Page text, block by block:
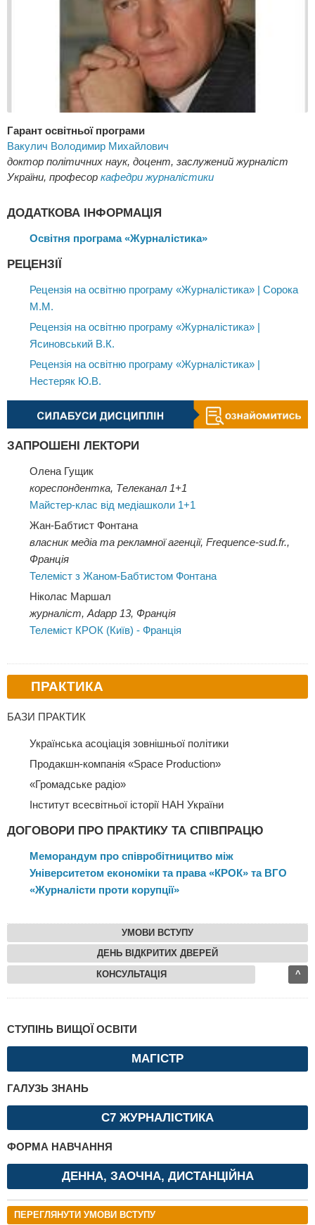
Гарант освітньої програми
Вакулич Володимир Михайлович
доктор політичних наук, доцент, заслужений журналіст
України, професор кафедри журналістики
ДОДАТКОВА ІНФОРМАЦІЯ
Освітня програма «Журналістика»
РЕЦЕНЗІЇ
Рецензія на освітню програму «Журналістика» | Сорока
М.М.
Рецензія на освітню програму «Журналістика» |
Ясиновський В.К.
Рецензія на освітню програму «Журналістика» |
Нестеряк Ю.В.
ЗАПРОШЕНІ ЛЕКТОРИ
Олена Гущик
кореспондентка, Телеканал 1+1
Майстер-клас від медіашколи 1+1
Жан-Бабтист Фонтана
власник медіа та рекламної агенції, Frequence-sud.fr.,
Франція
Телеміст з Жаном-Бабтистом Фонтана
Ніколас Маршал
журналіст, Adapp 13, Франція
Телеміст КРОК (Київ) - Франція
ПРАКТИКА
БАЗИ ПРАКТИК
Українська асоціація зовнішньої політики
Продакшн-компанія «Space Production»
«Громадське радіо»
Інститут всесвітньої історії НАН України
ДОГОВОРИ ПРО ПРАКТИКУ ТА СПІВПРАЦЮ
Меморандум про співробітницитво між
Університетом економіки та права «КРОК» та ВГО
«Журналісти проти корупції»
УМОВИ ВСТУПУ
ДЕНЬ ВІДКРИТИХ ДВЕРЕЙ
КОНСУЛЬТАЦІЯ ^
СТУПІНЬ ВИЩОЇ ОСВІТИ
МАГІСТР
ГАЛУЗЬ ЗНАНЬ
C7 ЖУРНАЛІСТИКА
ФОРМА НАВЧАННЯ
ДЕННА, ЗАОЧНА, ДИСТАНЦІЙНА
ПЕРЕГЛЯНУТИ УМОВИ ВСТУПУ